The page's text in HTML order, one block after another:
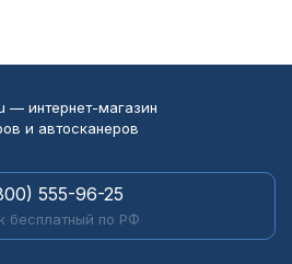
— интернет-магазин
и автосканеров
555-96-25
бесплатный по РФ